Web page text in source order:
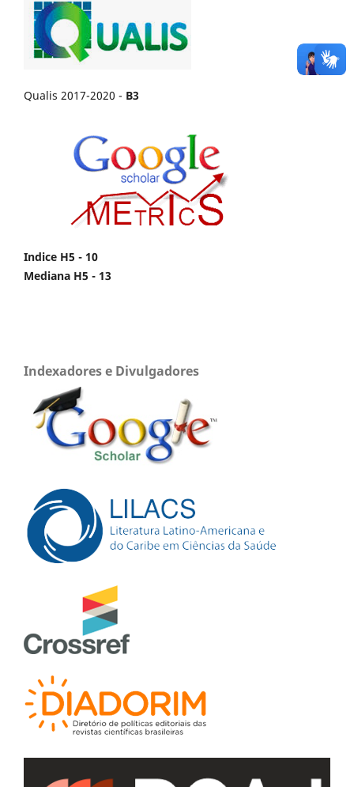
Qualis 2017-2020 - B3
Indice H5 - 10
Mediana H5 - 13
Indexadores e Divulgadores